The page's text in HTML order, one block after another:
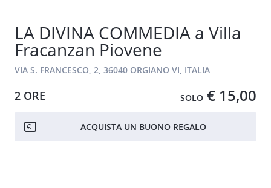
LA DIVINA COMMEDIA a Villa
Fracanzan Piovene
VIA S. FRANCESCO, 2, 36040 ORGIANO VI, ITALIA
SOLO € 15,00
2 ORE
ACQUISTA UN BUONO REGALO